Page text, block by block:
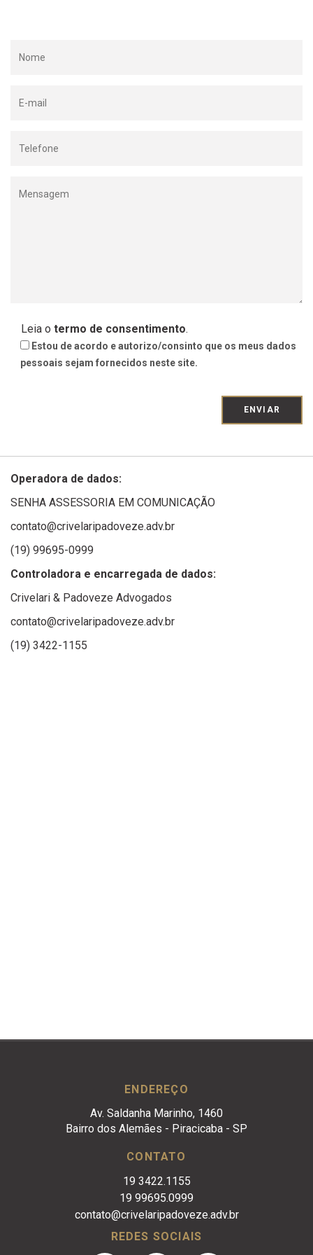
Leia o termo de consentimento.
Estou de acordo e autorizo/consinto que os meus dados
pessoais sejam fornecidos neste site.
ENVIAR
Operadora de dados:
SENHA ASSESSORIA EM COMUNICAÇÃO
contato@crivelaripadoveze.adv.br
(19) 99695-0999
Controladora e encarregada de dados:
Crivelari & Padoveze Advogados
contato@crivelaripadoveze.adv.br
(19) 3422-1155
ENDEREÇO
Av. Saldanha Marinho, 1460
Bairro dos Alemães - Piracicaba - SP
CONTATO
19 3422.1155
19 99695.0999
contato@crivelaripadoveze.adv.br
REDES SOCIAIS